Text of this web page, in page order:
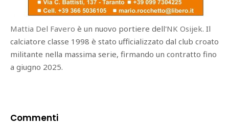
Mattia Del Favero è un nuovo portiere dell'NK Osijek. Il
calciatore classe 1998 è stato ufficializzato dal club croato
militante nella massima serie, firmando un contratto fino
a giugno 2025.
Commenti